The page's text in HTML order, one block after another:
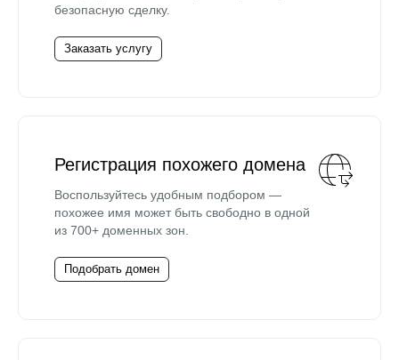
безопасную сделку.
Заказать услугу
Регистрация похожего домена
Воспользуйтесь удобным подбором —
похожее имя может быть свободно в одной
из 700+ доменных зон.
Подобрать домен